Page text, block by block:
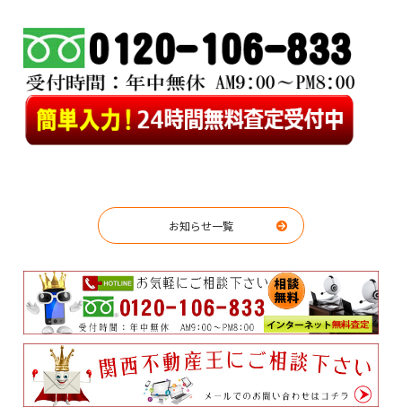
お知らせ一覧